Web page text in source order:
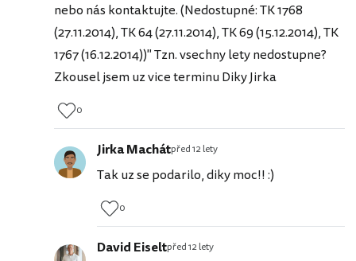
nebo nás kontaktujte. (Nedostupné: TK 1768
(27.11.2014), TK 64 (27.11.2014), TK 69 (15.12.2014), TK
1767 (16.12.2014))" Tzn. vsechny lety nedostupne?
Zkousel jsem uz vice terminu Diky Jirka
0
Jirka Machátpřed 12 lety
Tak uz se podarilo, diky moc!! :)
0
David Eiseltpřed 12 lety